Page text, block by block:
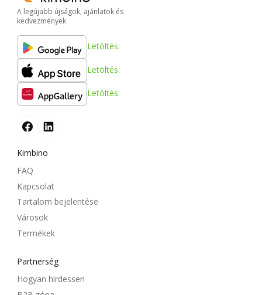
A legújabb újságok, ajánlatok és
kedvezmények
Letöltés:
Letöltés:
Letöltés:
Kimbino
FAQ
Kapcsolat
Tartalom bejelentése
Városok
Termékek
Partnerség
Hogyan hirdessen